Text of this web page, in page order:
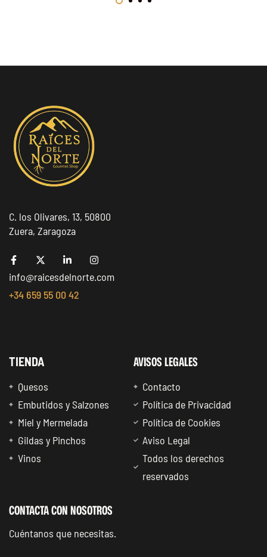
C. los Olivares, 13, 50800
Zuera, Zaragoza
info@raicesdelnorte.com
+34 659 55 00 42
TIENDA
Quesos
Embutidos y Salzones
Miel y Mermelada
Gildas y Pinchos
Vinos
AVISOS LEGALES
Contacto
Política de Privacidad
Política de Cookies
Aviso Legal
Todos los derechos
reservados
CONTACTA CON NOSOTROS
Cuéntanos que necesitas.